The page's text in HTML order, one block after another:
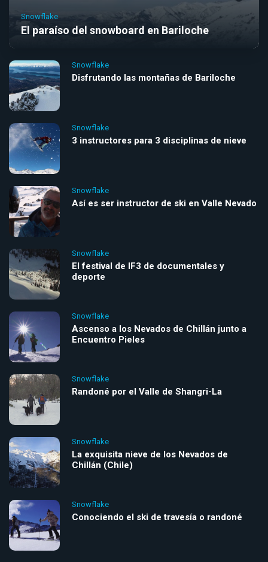
Snowflake
El paraíso del snowboard en Bariloche
Snowflake
Disfrutando las montañas de Bariloche
Snowflake
3 instructores para 3 disciplinas de nieve
Snowflake
Así es ser instructor de ski en Valle Nevado
Snowflake
El festival de IF3 de documentales y
deporte
Snowflake
Ascenso a los Nevados de Chillán junto a
Encuentro Pieles
Snowflake
Randoné por el Valle de Shangri-La
Snowflake
La exquisita nieve de los Nevados de
Chillán (Chile)
Snowflake
Conociendo el ski de travesía o randoné